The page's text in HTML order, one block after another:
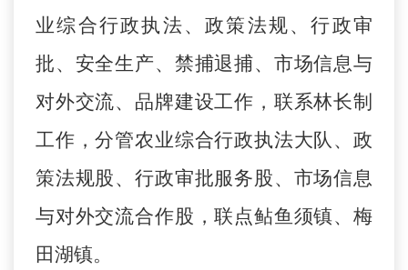
业综合行政执法、政策法规、行政审
批、安全生产、禁捕退捕、市场信息与
对外交流、品牌建设工作，联系林长制
工作，分管农业综合行政执法大队、政
策法规股、行政审批服务股、市场信息
与对外交流合作股，联点鲇鱼须镇、梅
田湖镇。